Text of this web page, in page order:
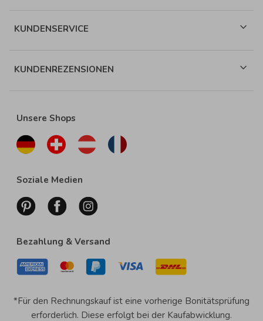
KUNDENSERVICE
KUNDENREZENSIONEN
Unsere Shops
Soziale Medien
Bezahlung & Versand
*Für den Rechnungskauf ist eine vorherige Bonitätsprüfung
erforderlich. Diese erfolgt bei der Kaufabwicklung.